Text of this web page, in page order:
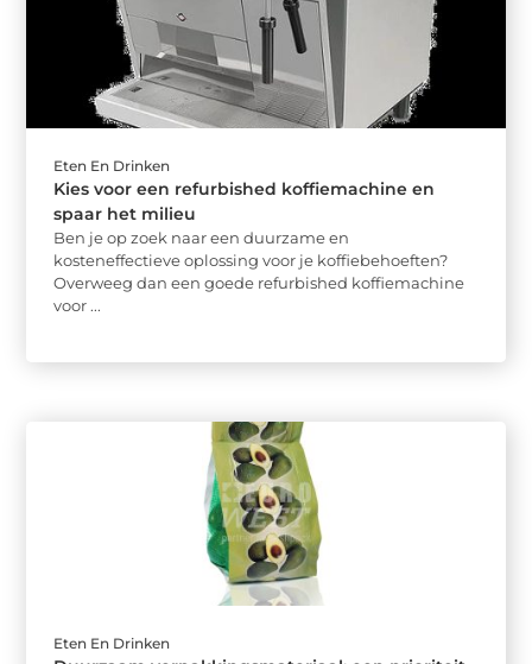
Eten En Drinken
Kies voor een refurbished koffiemachine en
spaar het milieu
Ben je op zoek naar een duurzame en
kosteneffectieve oplossing voor je koffiebehoeften?
Overweeg dan een goede refurbished koffiemachine
voor ...
Eten En Drinken